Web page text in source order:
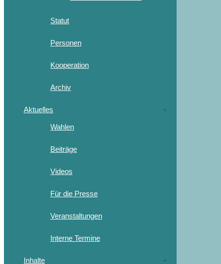
Statut
Personen
Kooperation
Archiv
Aktuelles
Wahlen
Beiträge
Videos
Für die Presse
Veranstaltungen
Interne Termine
Inhalte